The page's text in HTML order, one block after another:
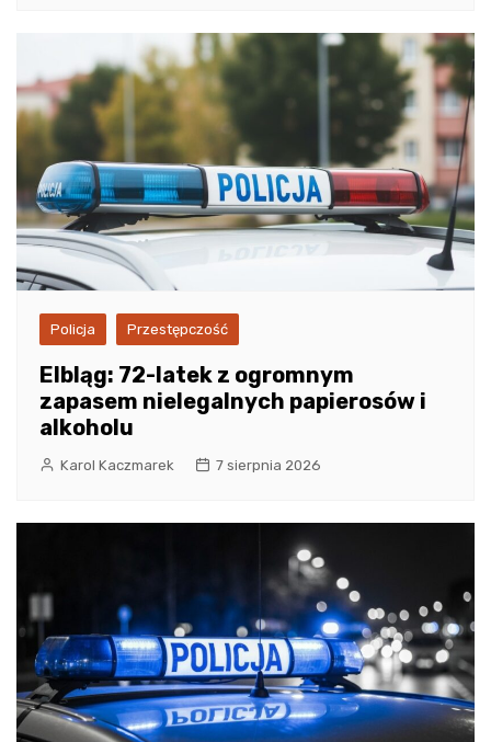
Policja Przestępczość
Elbląg: 72-latek z ogromnym
zapasem nielegalnych papierosów i
alkoholu
Karol Kaczmarek 7 sierpnia 2026